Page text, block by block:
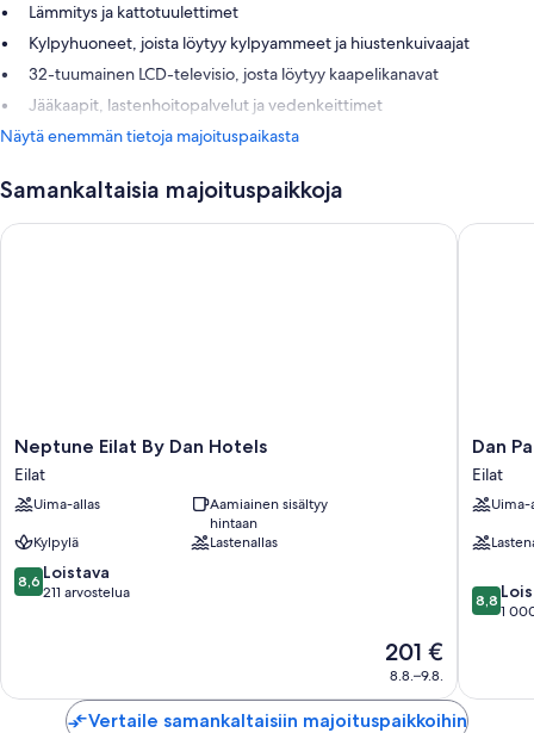
Lämmitys ja kattotuulettimet
Kylpyhuoneet, joista löytyy kylpyammeet ja hiustenkuivaajat
32-tuumainen LCD-televisio, josta löytyy kaapelikanavat
Jääkaapit, lastenhoitopalvelut ja vedenkeittimet
Näytä enemmän tietoja majoituspaikasta
Samankaltaisia majoituspaikkoja
Neptune
Eilat
By
Dan
Hotels
Eilat
Neptune Eilat By Dan Hotels
Eilat
Uima-allas
Aamiainen sisältyy
hintaan
Kylpylä
Lastenallas
8.6
kautta
8,6 Loistava
211 arvostelua
Hinta
on
201 €
8.8.–9.8.
Neptune Eilat By Dan Hotels
Dan
Eilat
Eilat
Dan
Eilat
Uima-
8.8
kautta
8,8
1
Dan
Vertaile samankaltaisiin majoituspaikkoihin